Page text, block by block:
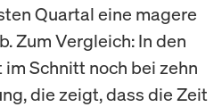
Quartal eine magere
Zum Vergleich: In den
Schnitt noch bei zehn
die zeigt, dass die Zeit